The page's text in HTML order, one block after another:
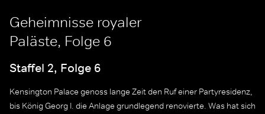
Geheimnisse royaler
Paläste, Folge 6
Staffel 2, Folge 6
Kensington Palace genoss lange Zeit den Ruf einer Partyresidenz,
bis König Georg I. die Anlage grundlegend renovierte. Was hat sich